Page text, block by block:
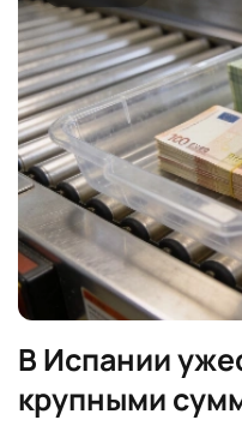
В Испании
крупными